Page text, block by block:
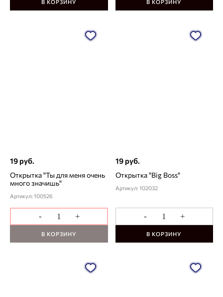
В КОРЗИНУ В КОРЗИНУ
19 руб.
Открытка "Ты для меня очень
много значишь"
Артикул: 100526
- +
В КОРЗИНУ
19 руб.
Открытка "Big Boss"
Артикул: 102032
- +
В КОРЗИНУ